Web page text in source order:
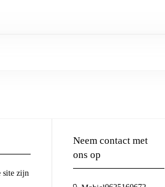
site zijn
Neem contact met
ons op